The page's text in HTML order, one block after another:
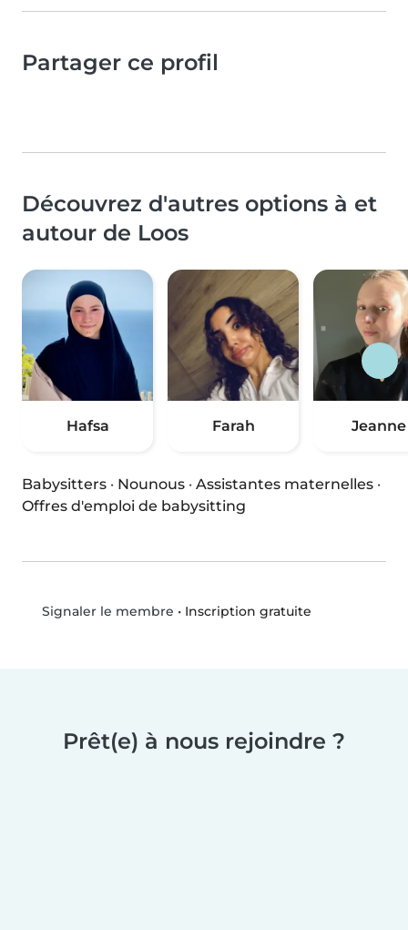
Partager ce profil
Découvrez d'autres options à et
autour de Loos
Hafsa Farah Jeanne
Babysitters · Nounous · Assistantes maternelles ·
Offres d'emploi de babysitting
Signaler le membre • Inscription gratuite
Prêt(e) à nous rejoindre ?